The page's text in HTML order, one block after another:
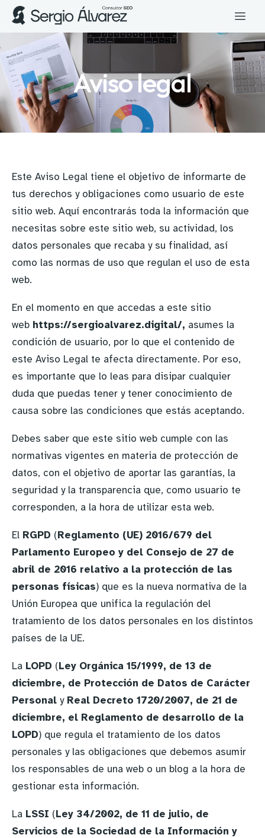
Aviso legal
Este Aviso Legal tiene el objetivo de informarte de
tus derechos y obligaciones como usuario de este
sitio web. Aquí encontrarás toda la información que
necesitas sobre este sitio web, su actividad, los
datos personales que recaba y su finalidad, así
como las normas de uso que regulan el uso de esta
web.
En el momento en que accedas a este sitio
web https://sergioalvarez.digital/, asumes la
condición de usuario, por lo que el contenido de
este Aviso Legal te afecta directamente. Por eso,
es importante que lo leas para disipar cualquier
duda que puedas tener y tener conocimiento de
causa sobre las condiciones que estás aceptando.
Debes saber que este sitio web cumple con las
normativas vigentes en materia de protección de
datos, con el objetivo de aportar las garantías, la
seguridad y la transparencia que, como usuario te
corresponden, a la hora de utilizar esta web.
El RGPD (Reglamento (UE) 2016/679 del
Parlamento Europeo y del Consejo de 27 de
abril de 2016 relativo a la protección de las
personas físicas) que es la nueva normativa de la
Unión Europea que unifica la regulación del
tratamiento de los datos personales en los distintos
países de la UE.
La LOPD (Ley Orgánica 15/1999, de 13 de
diciembre, de Protección de Datos de Carácter
Personal y Real Decreto 1720/2007, de 21 de
diciembre, el Reglamento de desarrollo de la
LOPD) que regula el tratamiento de los datos
personales y las obligaciones que debemos asumir
los responsables de una web o un blog a la hora de
gestionar esta información.
La LSSI (Ley 34/2002, de 11 de julio, de
Servicios de la Sociedad de la Información y